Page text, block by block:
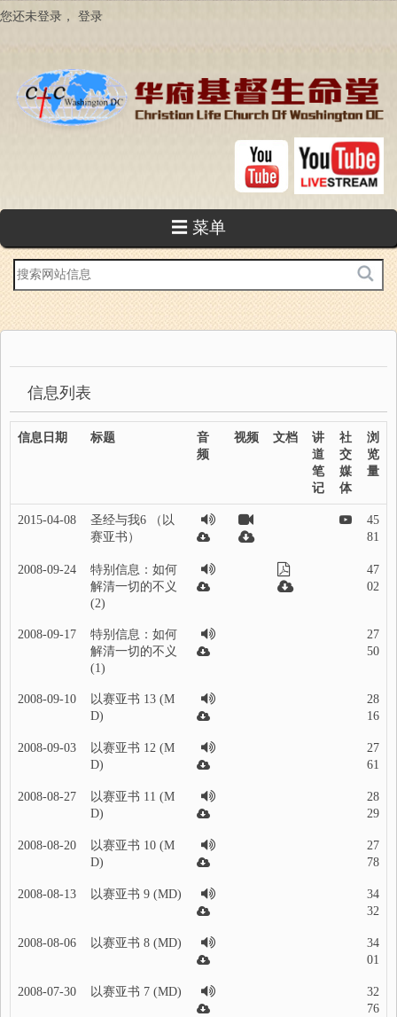
跳
您还未登录， 登录
☰ 菜单
站
内
搜
索
信息列表
信息日期 标题
音
频
视频 文档
讲
道
笔
记
社
交
媒
体
浏
览
量
2015-04-08
圣经与我6 （以
赛亚书）
45
81
2008-09-24
特别信息：如何
解清一切的不义
(2)
47
02
2008-09-17
特别信息：如何
解清一切的不义
(1)
27
50
2008-09-10
以赛亚书 13 (M
D)
28
16
2008-09-03
以赛亚书 12 (M
D)
27
61
2008-08-27
以赛亚书 11 (M
D)
28
29
2008-08-20
以赛亚书 10 (M
D)
27
78
2008-08-13 以赛亚书 9 (MD)
34
32
2008-08-06 以赛亚书 8 (MD)
34
01
2008-07-30 以赛亚书 7 (MD)
32
76